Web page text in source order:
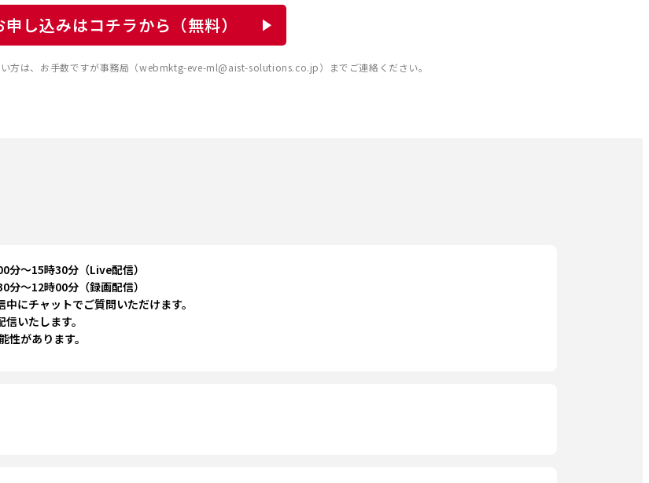
申し込みはコチラから（無料）
方は、お手数ですが事務局（webmktg-eve-ml@aist-solutions.co.jp）までご連絡ください。
分～15時30分（Live配信）
～12時00分（録画配信）
にチャットでご質問いただけます。
いたします。
があります。